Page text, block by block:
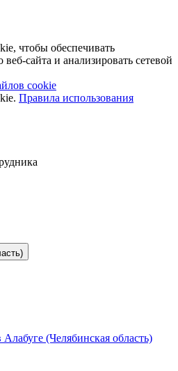
чтобы обеспечивать
сайта и анализировать сетевой
cookie
Правила использования
(Челябинская область)